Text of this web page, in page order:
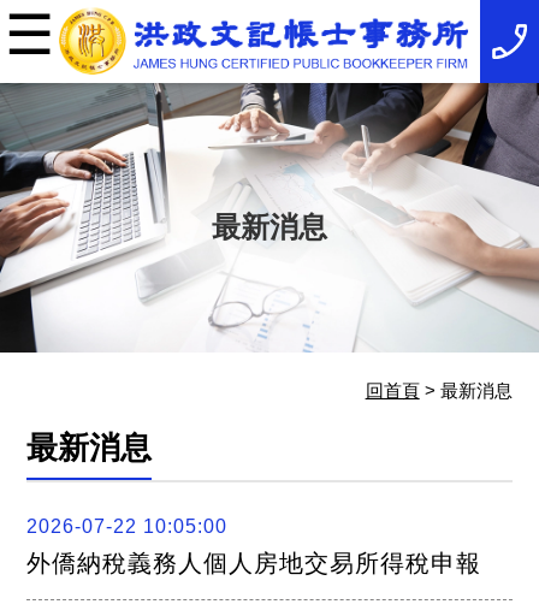
☰
×
務
所
簡
介
最
新
消
息
稅
務
法
服
最新消息
回首頁> 最新消息
最新消息
2026-07-22 10:05:00
外僑納稅義務人個人房地交易所得稅申報